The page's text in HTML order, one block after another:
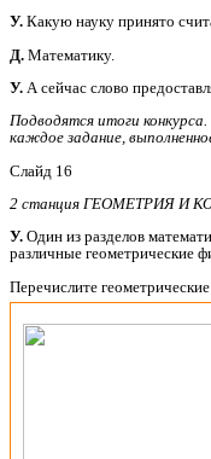
У. Какую науку принято
Д. Математику.
У. А сейчас слово
Подводятся итоги
каждое задание,
Слайд 16
2 станция ГЕОМЕТРИЯ И
У. Один из разделов
различные геометрические
Перечислите